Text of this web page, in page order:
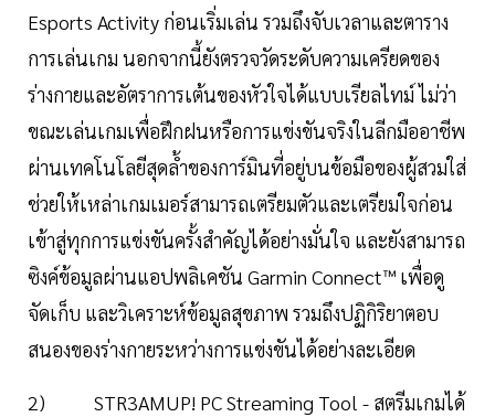
Esports Activity ก่อนเริ่มเล่น รวมถึงจับเวลาและตาราง
การเล่นเกม นอกจากนี้ยังตรวจวัดระดับความเครียดของ
ร่างกายและอัตราการเต้นของหัวใจได้แบบเรียลไทม์ ไม่ว่า
ขณะเล่นเกมเพื่อฝึกฝนหรือการแข่งขันจริงในลีกมืออาชีพ
ผ่านเทคโนโลยีสุดล้ำของการ์มินที่อยู่บนข้อมือของผู้สวมใส่
ช่วยให้เหล่าเกมเมอร์สามารถเตรียมตัวและเตรียมใจก่อน
เข้าสู่ทุกการแข่งขันครั้งสำคัญได้อย่างมั่นใจ และยังสามารถ
ซิงค์ข้อมูลผ่านแอปพลิเคชัน Garmin Connect™ เพื่อดู
จัดเก็บ และวิเคราะห์ข้อมูลสุขภาพ รวมถึงปฏิกิริยาตอบ
สนองของร่างกายระหว่างการแข่งขันได้อย่างละเอียด
2) STR3AMUP! PC Streaming Tool - สตรีมเกมได้